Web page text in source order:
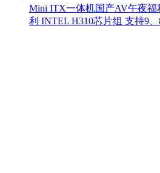
Mini ITX一体机国产AV午夜福
利 INTEL H310芯片组 支持9